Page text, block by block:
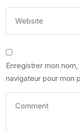
Enregistrer mon
navigateur pour mon